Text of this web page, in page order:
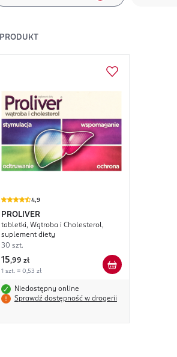
PRODUKT
4,9
PROLIVER
tabletki, Wątroba i Cholesterol,
suplement diety
30 szt.
15,99 zł
1 szt. = 0,53 zł
Niedostępny online
Sprawdź dostępność w drogerii